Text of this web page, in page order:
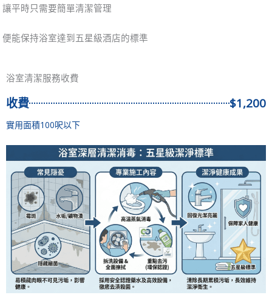
讓平時只需要簡單清潔管理
便能保持浴室達到五星級酒店的標準
浴室清潔服務收費
收費 $1,200
實用面積100呎以下